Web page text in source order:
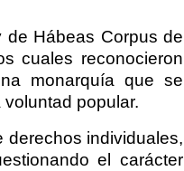
de Hábeas Corpus de
cuales reconocieron
monarquía que se
popular.
derechos individuales,
el carácter